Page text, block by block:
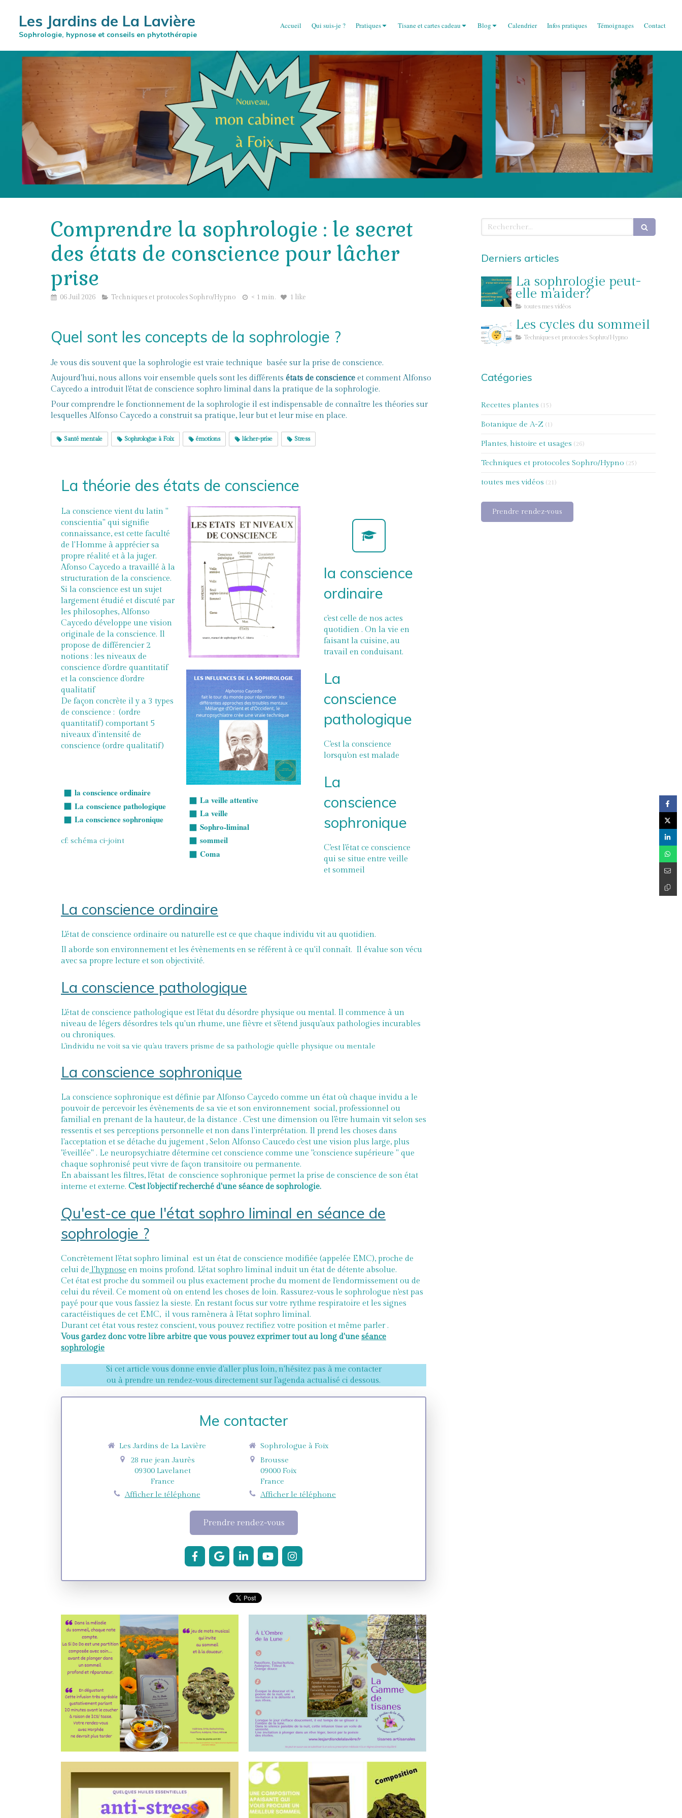
Accueil Qui suis-je ? Pratiques Tisane et cartes cadeau Blog Calendrier Infos pratiques Témoignages Contact
Les Jardins de La Lavière
Sophrologie, hypnose et conseils en phytothérapie
Comprendre la sophrologie : le secret
des états de conscience pour lâcher
prise
06 Juil 2026 Techniques et protocoles Sophro/Hypno < 1 min. 1 like
Quel sont les concepts de la sophrologie ?
Je vous dis souvent que la sophrologie est vraie technique basée sur la prise de conscience.
Aujourd'hui, nous allons voir ensemble quels sont les différents états de conscience et comment Alfonso
Caycedo a introduit l'état de conscience sophro liminal dans la pratique de la sophrologie.
Pour comprendre le fonctionnement de la sophrologie il est indispensable de connaître les théories sur
lesquelles Alfonso Caycedo a construit sa pratique, leur but et leur mise en place.
Santé mentale Sophrologue à Foix émotions lâcher-prise Stress
La théorie des états de conscience
La conscience vient du latin "
conscientia" qui signifie
connaissance, est cette faculté
de l'Homme à apprécier sa
propre réalité et à la juger.
Afonso Caycedo a travaillé à la
structuration de la conscience.
Si la conscience est un sujet
largement étudié et discuté par
les philosophes, Alfonso
Caycedo développe une vision
originale de la conscience. Il
propose de différencier 2
notions : les niveaux de
conscience d'ordre quantitatif
et la conscience d'ordre
qualitatif
De façon concrète il y a 3 types
de conscience : (ordre
quantitatif) comportant 5
niveaux d'intensité de
conscience (ordre qualitatif)
la conscience ordinaire
La conscience pathologique
La conscience sophronique
cf: schéma ci-joint
La veille attentive
La veille
Sophro-liminal
sommeil
Coma
la conscience
ordinaire
c'est celle de nos actes
quotidien . On la vie en
faisant la cuisine, au
travail en conduisant.
La
conscience
pathologique
C'est la conscience
lorsqu'on est malade
La
conscience
sophronique
C'est l'état ce conscience
qui se situe entre veille
et sommeil
La conscience ordinaire
L'état de conscience ordinaire ou naturelle est ce que chaque individu vit au quotidien.
Il aborde son environnement et les évènements en se référent à ce qu'il connaît. Il évalue son vécu
avec sa propre lecture et son objectivité.
La conscience pathologique
L'état de conscience pathologique est l'état du désordre physique ou mental. Il commence à un
niveau de légers désordres tels qu'un rhume, une fièvre et s'étend jusqu'aux pathologies incurables
ou chroniques.
L'individu ne voit sa vie qu'au travers prisme de sa pathologie qu'elle physique ou mentale
La conscience sophronique
La conscience sophronique est définie par Alfonso Caycedo comme un état où chaque invidu a le
pouvoir de percevoir les évènements de sa vie et son environnement social, professionnel ou
familial en prenant de la hauteur, de la distance . C'est une dimension ou l'être humain vit selon ses
ressentis et ses perceptions personnelle et non dans l'interprétation. Il prend les choses dans
l'acceptation et se détache du jugement , Selon Alfonso Caucedo c'est une vision plus large, plus
"éveillée" . Le neuropsychiatre détermine cet conscience comme une "conscience supérieure " que
chaque sophronisé peut vivre de façon transitoire ou permanente.
En abaissant les filtres, l'état de conscience sophronique permet la prise de conscience de son état
interne et externe. C'est l'objectif recherché d'une séance de sophrologie.
Qu'est-ce que l'état sophro liminal en séance de
sophrologie ?
Concrètement l'état sophro liminal est un état de conscience modifiée (appelée EMC), proche de
celui de l'hypnose en moins profond. L'état sophro liminal induit un état de détente absolue.
Cet état est proche du sommeil ou plus exactement proche du moment de l'endormissement ou de
celui du réveil. Ce moment où on entend les choses de loin. Rassurez-vous le sophrologue n'est pas
payé pour que vous fassiez la sieste. En restant focus sur votre rythme respiratoire et les signes
caractéistiques de cet EMC, il vous ramènera à l'état sophro liminal.
Durant cet état vous restez conscient, vous pouvez rectifiez votre position et même parler .
Vous gardez donc votre libre arbitre que vous pouvez exprimer tout au long d'une séance
sophrologie
Si cet article vous donne envie d'aller plus loin, n'hésitez pas à me contacter
ou à prendre un rendez-vous directement sur l'agenda actualisé ci dessous.
Me contacter
Les Jardins de La Lavière
28 rue jean Jaurès
09300 Lavelanet
France
Afficher le téléphone
Sophrologue à Foix
Brousse
09000 Foix
France
Afficher le téléphone
Prendre rendez-vous
Rechercher
Derniers articles
La sophrologie peut-
elle m'aider?
toutes mes vidéos
Les cycles du sommeil
Techniques et protocoles Sophro/Hypno
Catégories
Recettes plantes (15)
Botanique de A-Z (1)
Plantes, histoire et usages (26)
Techniques et protocoles Sophro/Hypno (25)
toutes mes vidéos (21)
Prendre rendez-vous